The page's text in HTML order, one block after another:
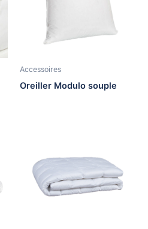
Accessoires
Oreiller Modulo souple